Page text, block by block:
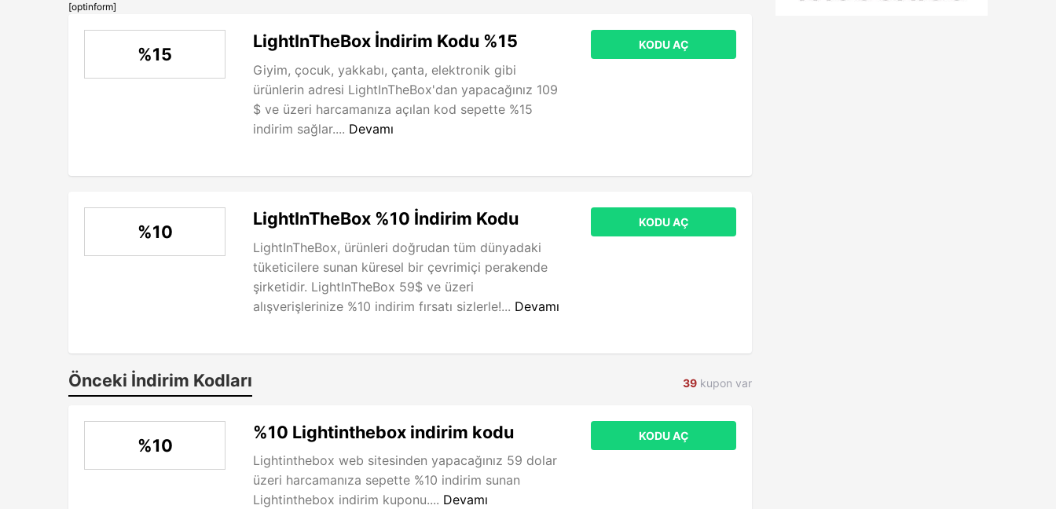
[optinform]
%15
LightInTheBox İndirim Kodu %15
Giyim, çocuk, yakkabı, çanta, elektronik gibi
ürünlerin adresi LightInTheBox'dan yapacağınız 109
$ ve üzeri harcamanıza açılan kod sepette %15
indirim sağlar.... Devamı
KODU AÇ
%10
LightInTheBox %10 İndirim Kodu
LightInTheBox, ürünleri doğrudan tüm dünyadaki
tüketicilere sunan küresel bir çevrimiçi perakende
şirketidir. LightInTheBox 59$ ve üzeri
alışverişlerinize %10 indirim fırsatı sizlerle!... Devamı
KODU AÇ
Önceki İndirim Kodları 39 kupon var
%10
%10 Lightinthebox indirim kodu
Lightinthebox web sitesinden yapacağınız 59 dolar
üzeri harcamanıza sepette %10 indirim sunan
Lightinthebox indirim kuponu.... Devamı
KODU AÇ